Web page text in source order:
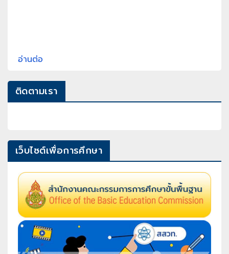
อ่านต่อ
ติดตามเรา
เว็บไซต์เพื่อการศึกษา